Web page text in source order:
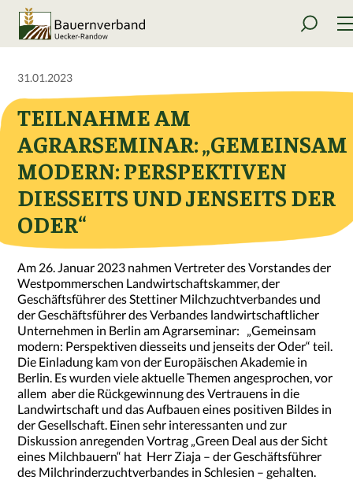
31.01.2023
TEILNAHME AM
AGRARSEMINAR: „GEMEINSAM
MODERN: PERSPEKTIVEN
DIESSEITS UND JENSEITS DER
ODER“
Am 26. Januar 2023 nahmen Vertreter des Vorstandes der
Westpommerschen Landwirtschaftskammer, der
Geschäftsführer des Stettiner Milchzuchtverbandes und
der Geschäftsführer des Verbandes landwirtschaftlicher
Unternehmen in Berlin am Agrarseminar: „Gemeinsam
modern: Perspektiven diesseits und jenseits der Oder“ teil.
Die Einladung kam von der Europäischen Akademie in
Berlin. Es wurden viele aktuelle Themen angesprochen, vor
allem aber die Rückgewinnung des Vertrauens in die
Landwirtschaft und das Aufbauen eines positiven Bildes in
der Gesellschaft. Einen sehr interessanten und zur
Diskussion anregenden Vortrag „Green Deal aus der Sicht
eines Milchbauern“ hat Herr Ziaja – der Geschäftsführer
des Milchrinderzuchtverbandes in Schlesien – gehalten.